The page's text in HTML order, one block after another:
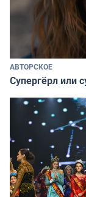
АВТОРСКОЕ
Супергёрл или